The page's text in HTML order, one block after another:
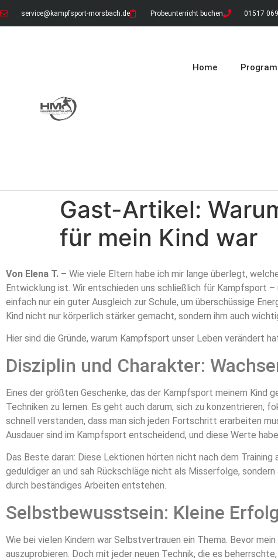
service@kampfsport-morsbach.de Probeunterricht buchen 01517
Home
Gast-Artikel:
für mein Kind war
Von Elena T. – Wie viele Eltern habe ich mir lange überlegt,
Entwicklung ist. Wir entschieden uns schließlich für Kampfsport
einfach nur ein guter Ausgleich zur Schule, um überschüssige
Kind nicht nur körperlich stärker gemacht, sondern ihm auch
Hier sind die Gründe, warum Kampfsport unser Leben verändert
Disziplin und Charakter:
Eines der größten Geschenke, das der Kampfsport meinem
Techniken zu lernen. Es geht auch darum, sich zu konzentrieren,
schnell verstanden, dass man sich jeden Fortschritt erarbeiten
Ausdauer sind im Kampfsport entscheidend, und diese Werte
Das Beste daran: Diese Lektionen hörten nicht nach dem
geduldiger an und sah Rückschläge nicht als Misserfolge,
durch beständiges Arbeiten entstehen.
Selbstbewusstsein: Kleine
Wie bei vielen Kindern war Selbstvertrauen ein Thema. Bevor
auszuprobieren. Doch mit jeder neuen Technik, die es